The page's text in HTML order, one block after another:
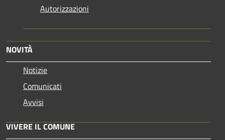
Autorizzazioni
NOVITÀ
Notizie
Comunicati
Avvisi
VIVERE IL COMUNE